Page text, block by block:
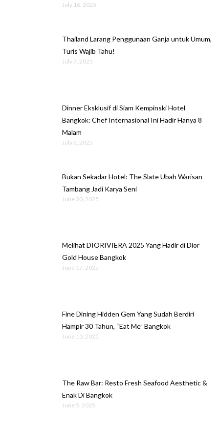
July 16, 2025
Thailand Larang Penggunaan Ganja untuk Umum,
Turis Wajib Tahu!
July 7, 2025
Dinner Eksklusif di Siam Kempinski Hotel
Bangkok: Chef Internasional Ini Hadir Hanya 8
Malam
July 3, 2025
Bukan Sekadar Hotel: The Slate Ubah Warisan
Tambang Jadi Karya Seni
June 30, 2025
Melihat DIORIVIERA 2025 Yang Hadir di Dior
Gold House Bangkok
June 17, 2025
Fine Dining Hidden Gem Yang Sudah Berdiri
Hampir 30 Tahun, “Eat Me” Bangkok
June 10, 2025
The Raw Bar: Resto Fresh Seafood Aesthetic &
Enak Di Bangkok
June 5, 2025